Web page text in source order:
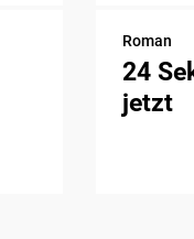
Roman
24
jetzt